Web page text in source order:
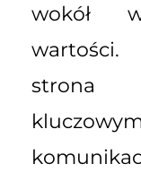
wokół
strona